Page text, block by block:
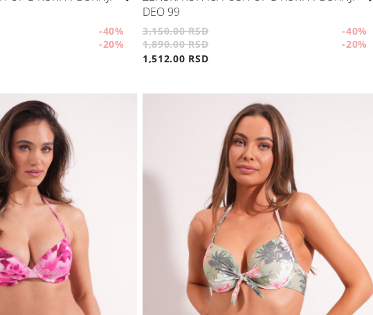
-40%
-20%
DEO 99
3,150.00 RSD -40%
1,890.00 RSD
-20%
1,512.00 RSD